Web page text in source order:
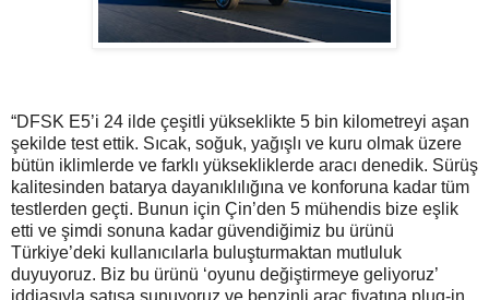
“DFSK E5’i 24 ilde çeşitli yükseklikte 5 bin kilometreyi aşan
şekilde test ettik. Sıcak, soğuk, yağışlı ve kuru olmak üzere
bütün iklimlerde ve farklı yüksekliklerde aracı denedik. Sürüş
kalitesinden batarya dayanıklılığına ve konforuna kadar tüm
testlerden geçti. Bunun için Çin’den 5 mühendis bize eşlik
etti ve şimdi sonuna kadar güvendiğimiz bu ürünü
Türkiye’deki kullanıcılarla buluşturmaktan mutluluk
duyuyoruz. Biz bu ürünü ‘oyunu değiştirmeye geliyoruz’
iddiasıyla satışa sunuyoruz ve benzinli araç fiyatına plug-in